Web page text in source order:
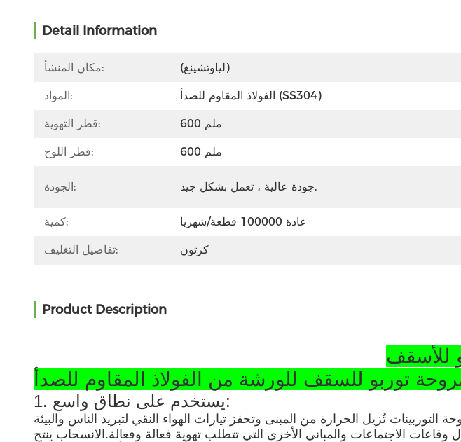
Detail Information
مكان المنشأ: (لياوتشينغ)
المواد: الفولاذ المقاوم للصدأ (SS304)
قطر التهوية: 600 ملم
قطر اللوح: 600 ملم
الجودة: جودة عالية ، تعمل بشكل جيد.
كمية: عادة 100000 قطعة/شهريا
تفاصيل التغليف: كرتون
Product Description
للأسقف
1. يستخدم على نطاق واسع:
التوربينات تُزيل الحرارة من المبنى وتحفز تيارات الهواء النقي لتبريد الناس والبيئة
الاجتماعات والمباني الأخرى التي تتطلب تهوية فعالة وفعالة.الانسحاب ينتج